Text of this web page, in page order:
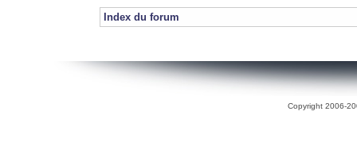
Index du forum
Copyright 2006-